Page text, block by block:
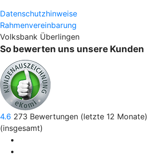
Datenschutzhinweise
Rahmenvereinbarung
Volksbank Überlingen
So bewerten uns unsere Kunden
4.6 273 Bewertungen (letzte 12 Monate)
(insgesamt)